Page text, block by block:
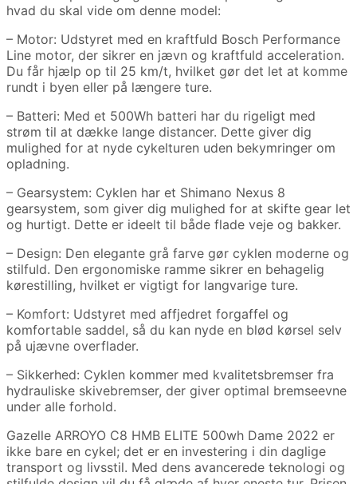
hvad du skal vide om denne model:
– Motor: Udstyret med en kraftfuld Bosch Performance
Line motor, der sikrer en jævn og kraftfuld acceleration.
Du får hjælp op til 25 km/t, hvilket gør det let at komme
rundt i byen eller på længere ture.
– Batteri: Med et 500Wh batteri har du rigeligt med
strøm til at dække lange distancer. Dette giver dig
mulighed for at nyde cykelturen uden bekymringer om
opladning.
– Gearsystem: Cyklen har et Shimano Nexus 8
gearsystem, som giver dig mulighed for at skifte gear let
og hurtigt. Dette er ideelt til både flade veje og bakker.
– Design: Den elegante grå farve gør cyklen moderne og
stilfuld. Den ergonomiske ramme sikrer en behagelig
kørestilling, hvilket er vigtigt for langvarige ture.
– Komfort: Udstyret med affjedret forgaffel og
komfortable saddel, så du kan nyde en blød kørsel selv
på ujævne overflader.
– Sikkerhed: Cyklen kommer med kvalitetsbremser fra
hydrauliske skivebremser, der giver optimal bremseevne
under alle forhold.
Gazelle ARROYO C8 HMB ELITE 500wh Dame 2022 er
ikke bare en cykel; det er en investering i din daglige
transport og livsstil. Med dens avancerede teknologi og